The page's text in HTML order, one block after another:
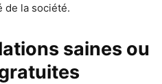
de la société.
saines ou